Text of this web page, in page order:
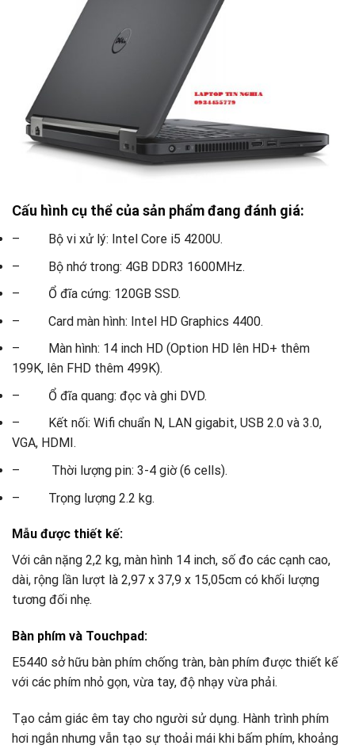
Cấu hình cụ thể của sản phẩm đang đánh giá:
– Bộ vi xử lý: Intel Core i5 4200U.
– Bộ nhớ trong: 4GB DDR3 1600MHz.
– Ổ đĩa cứng: 120GB SSD.
– Card màn hình: Intel HD Graphics 4400.
– Màn hình: 14 inch HD (Option HD lên HD+ thêm
199K, lên FHD thêm 499K).
– Ổ đĩa quang: đọc và ghi DVD.
– Kết nối: Wifi chuẩn N, LAN gigabit, USB 2.0 và 3.0,
VGA, HDMI.
– Thời lượng pin: 3-4 giờ (6 cells).
– Trọng lượng 2.2 kg.
Mẫu được thiết kế:
Với cân nặng 2,2 kg, màn hình 14 inch, số đo các cạnh cao,
dài, rộng lần lượt là 2,97 x 37,9 x 15,05cm có khối lượng
tương đối nhẹ.
Bàn phím và Touchpad:
E5440 sở hữu bàn phím chống tràn, bàn phím được thiết kế
với các phím nhỏ gọn, vừa tay, độ nhạy vừa phải.
Tạo cảm giác êm tay cho người sử dụng. Hành trình phím
hơi ngắn nhưng vẫn tạo sự thoải mái khi bấm phím, khoảng